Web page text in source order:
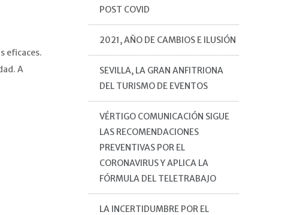
eficaces.
A
POST COVID
2021, AÑO DE CAMBIOS E ILUSIÓN
SEVILLA, LA GRAN ANFITRIONA
DEL TURISMO DE EVENTOS
VÉRTIGO COMUNICACIÓN SIGUE
LAS RECOMENDACIONES
PREVENTIVAS POR EL
CORONAVIRUS Y APLICA LA
FÓRMULA DEL TELETRABAJO
LA INCERTIDUMBRE POR EL